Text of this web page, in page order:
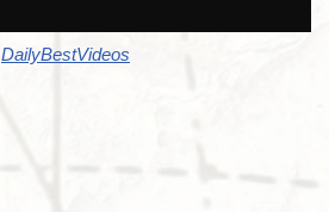
DailyBestVideos